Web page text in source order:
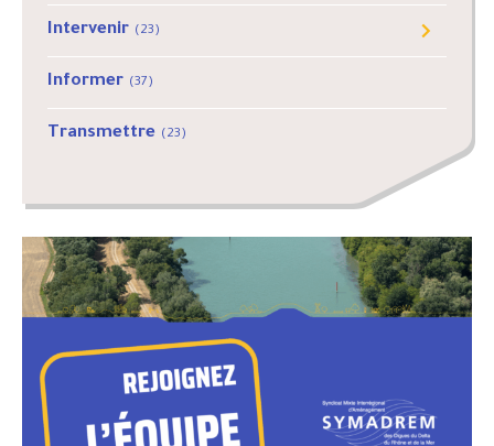
Outils de gestion
Intervenir (23)
Crue
Informer (37)
Transmettre (23)